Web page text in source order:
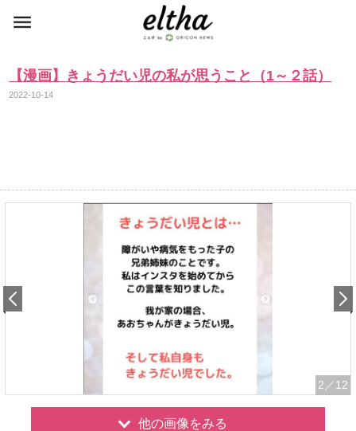
【漫画】きょうだい児の私が思うこと（1～２話）
2022-10-14
2 ／12
他の画像をみる